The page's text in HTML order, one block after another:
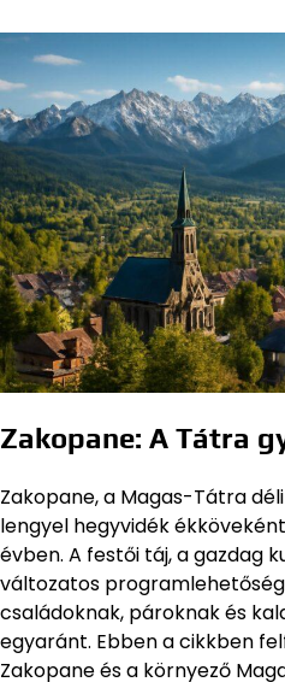
Zakopane: A Tátra
Zakopane, a Magas-Tátra
lengyel hegyvidék
évben. A festői táj, a gazdag
változatos
családoknak, pároknak és
egyaránt. Ebben a cikkben
Zakopane és a környező